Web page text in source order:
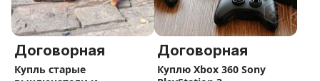
Договорная
Купль старые
Договорная
Куплю Xbox 360 Sony